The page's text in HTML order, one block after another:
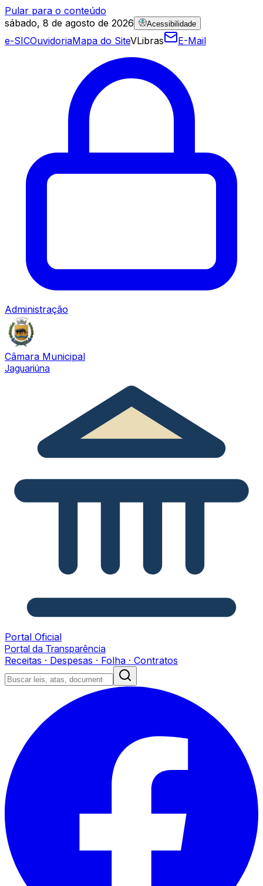
Pular para o conteúdo
sábado, 8 de agosto de 2026
Acessibilidade
e-SICOuvidoriaMapa do SiteVLibras E-Mail
Administração
Câmara Municipal
Jaguariúna
Portal Oficial
Portal da Transparência
Receitas · Despesas · Folha · Contratos